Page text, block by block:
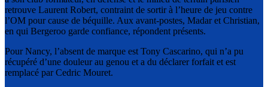
retrouve Laurent Robert, contraint de sortir à l’heure de jeu contre
l’OM pour cause de béquille. Aux avant-postes, Madar et Christian,
en qui Bergeroo garde confiance, répondent présents.
Pour Nancy, l’absent de marque est Tony Cascarino, qui n’a pu
récupéré d’une douleur au genou et a du déclarer forfait et est
remplacé par Cedric Mouret.